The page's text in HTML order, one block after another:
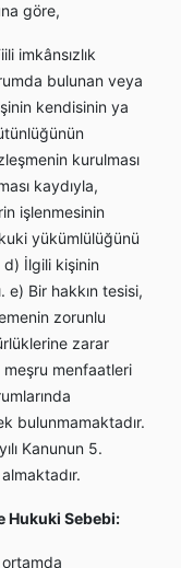
göre,
imkânsızlık
bulunan veya
kendisinin ya
kurulması
kaydıyla,
işlenmesinin
yükümlülüğünü
d) İlgili kişinin
e) Bir hakkın tesisi,
zorunlu
zarar
menfaatleri
bulunmamaktadır.
Kanunun 5.
Hukuki Sebebi:
ortamda